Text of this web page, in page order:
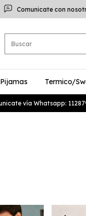
Comunicate con
Pijamas Termico/
vía Whatsapp: